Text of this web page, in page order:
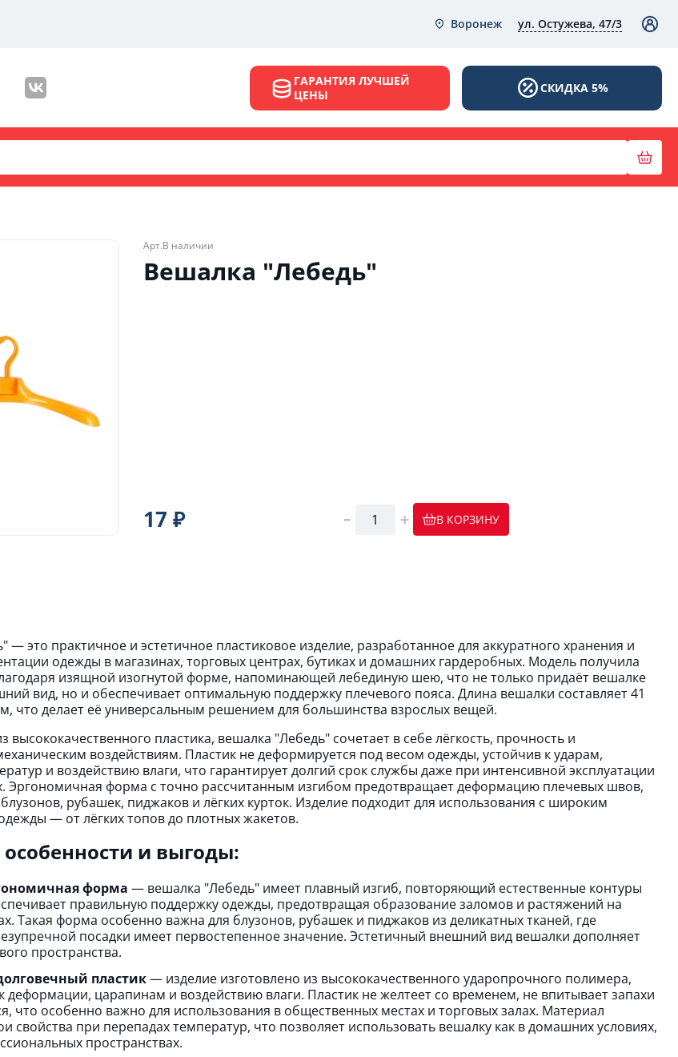
Воронеж ул. Остужева, 47/3
ГАРАНТИЯ ЛУЧШЕЙ
ЦЕНЫ
СКИДКА 5%
Арт.В наличии
Вешалка "Лебедь"
17 ₽ В КОРЗИНУ
— это практичное и эстетичное пластиковое изделие, разработанное для аккуратного хранения и
одежды в магазинах, торговых центрах, бутиках и домашних гардеробных. Модель получила
изящной изогнутой форме, напоминающей лебединую шею, что не только придаёт вешалке
вид, но и обеспечивает оптимальную поддержку плечевого пояса. Длина вешалки составляет 41
что делает её универсальным решением для большинства взрослых вещей.
высококачественного пластика, вешалка "Лебедь" сочетает в себе лёгкость, прочность и
воздействиям. Пластик не деформируется под весом одежды, устойчив к ударам,
и воздействию влаги, что гарантирует долгий срок службы даже при интенсивной эксплуатации
Эргономичная форма с точно рассчитанным изгибом предотвращает деформацию плечевых швов,
рубашек, пиджаков и лёгких курток. Изделие подходит для использования с широким
— от лёгких топов до плотных жакетов.
и выгоды:
форма — вешалка "Лебедь" имеет плавный изгиб, повторяющий естественные контуры
правильную поддержку одежды, предотвращая образование заломов и растяжений на
Такая форма особенно важна для блузонов, рубашек и пиджаков из деликатных тканей, где
посадки имеет первостепенное значение. Эстетичный внешний вид вешалки дополняет
пространства.
пластик— изделие изготовлено из высококачественного ударопрочного полимера,
деформации, царапинам и воздействию влаги. Пластик не желтеет со временем, не впитывает запахи
что особенно важно для использования в общественных местах и торговых залах. Материал
свойства при перепадах температур, что позволяет использовать вешалку как в домашних условиях,
пространствах.